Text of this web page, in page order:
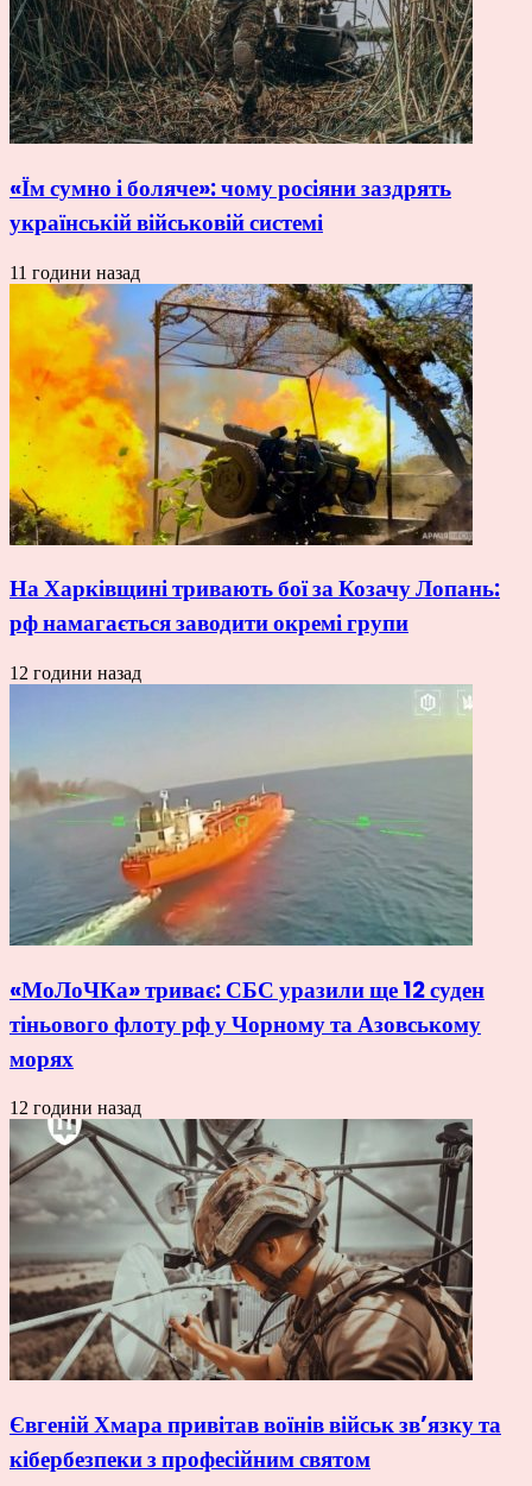
«Їм сумно і боляче»: чому росіяни заздрять
українській військовій системі
11 години назад
На Харківщині тривають бої за Козачу Лопань:
рф намагається заводити окремі групи
12 години назад
«МоЛоЧКа» триває: СБС уразили ще 12 суден
тіньового флоту рф у Чорному та Азовському
морях
12 години назад
Євгеній Хмара привітав воїнів військ зв’язку та
кібербезпеки з професійним святом